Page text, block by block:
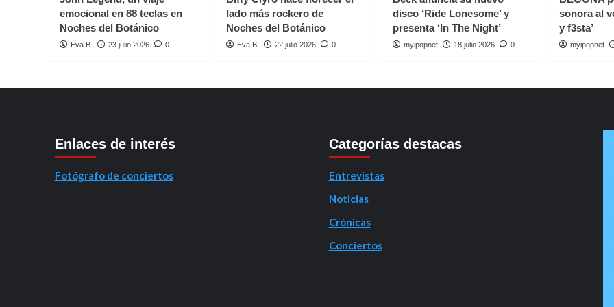
Maikel
Delacalle
emocional en 88 teclas en
Noches del Botánico
Eva B. 23 julio 2026 0
lado más rockero de
Noches del Botánico
Eva B. 22 julio 2026 0
disco ‘Ride Lonesome’ y
presenta ‘In The Night’
myipopnet 18 julio 2026 0
sonora al
y f3sta’
myipopnet
Enlaces de interés
Fotógrafo de conciertos
Categorías destacas
Entrevistas
Noticias
Crónicas
Conciertos